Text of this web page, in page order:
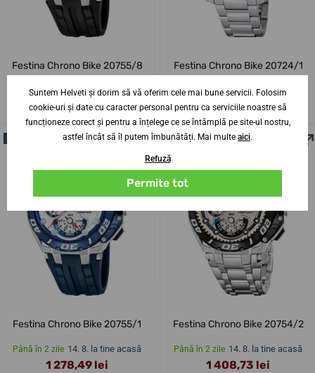
Festina Chrono Bike 20755/8
Până în 2 zile 14. 8. la tine acasă
1 278,49 lei
Festina Chrono Bike 20724/1
Până în 2 zile 14. 8. la tine acasă
1 278,49 lei
Festina Chrono Bike 20755/1
Până în 2 zile 14. 8. la tine acasă
1 278,49 lei
NOUTATE
Festina Chrono Bike 20754/2
Până în 2 zile 14. 8. la tine acasă
1 408,73 lei
Suntem Helveti și dorim să vă oferim cele mai bune servicii. Folosim
cookie-uri și date cu caracter personal pentru ca serviciile noastre să
funcționeze corect și pentru a înțelege ce se întâmplă pe site-ul nostru,
astfel încât să îl putem îmbunătăți. Mai multe aici.
Refuză
Permite tot